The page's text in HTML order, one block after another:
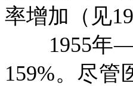
率增加（见
1955年
159%。尽管